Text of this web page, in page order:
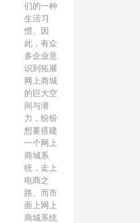
们的一种
生活习
惯。因
此，有众
多企业意
识到拓展
网上商城
的巨大空
间与潜
力，纷纷
想要搭建
一个网上
商城系
统，走上
电商之
路。而市
面上网上
商城系统